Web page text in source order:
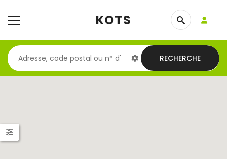
KOTS
RECHERCHE